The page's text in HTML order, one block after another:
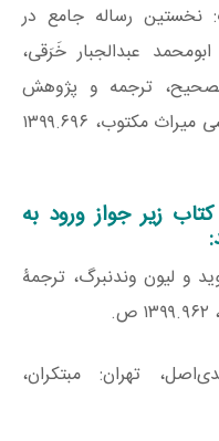
نخستین رساله جامع در
عبدالجبار خَرَقی،
ترجمه و پژوهش
حنیف قلندری، تهران: مؤسسۀ پژوهشی میراث مکتوب، ۱۳۹۹.۶۹۶
زیر جواز ورود به
و لیون وندنبرگ، ترجمۀ
تهران: مبتکران،